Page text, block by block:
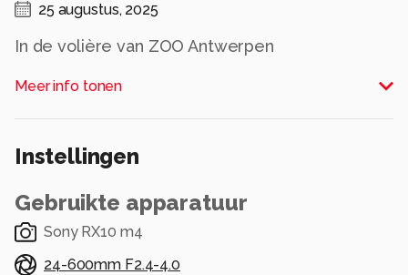
25 augustus, 2025
In de volière van ZOO Antwerpen
Alle rechten voorbehouden
Meer info tonen
Instellingen
Gebruikte apparatuur
Sony RX10 m4
24-600mm F2.4-4.0